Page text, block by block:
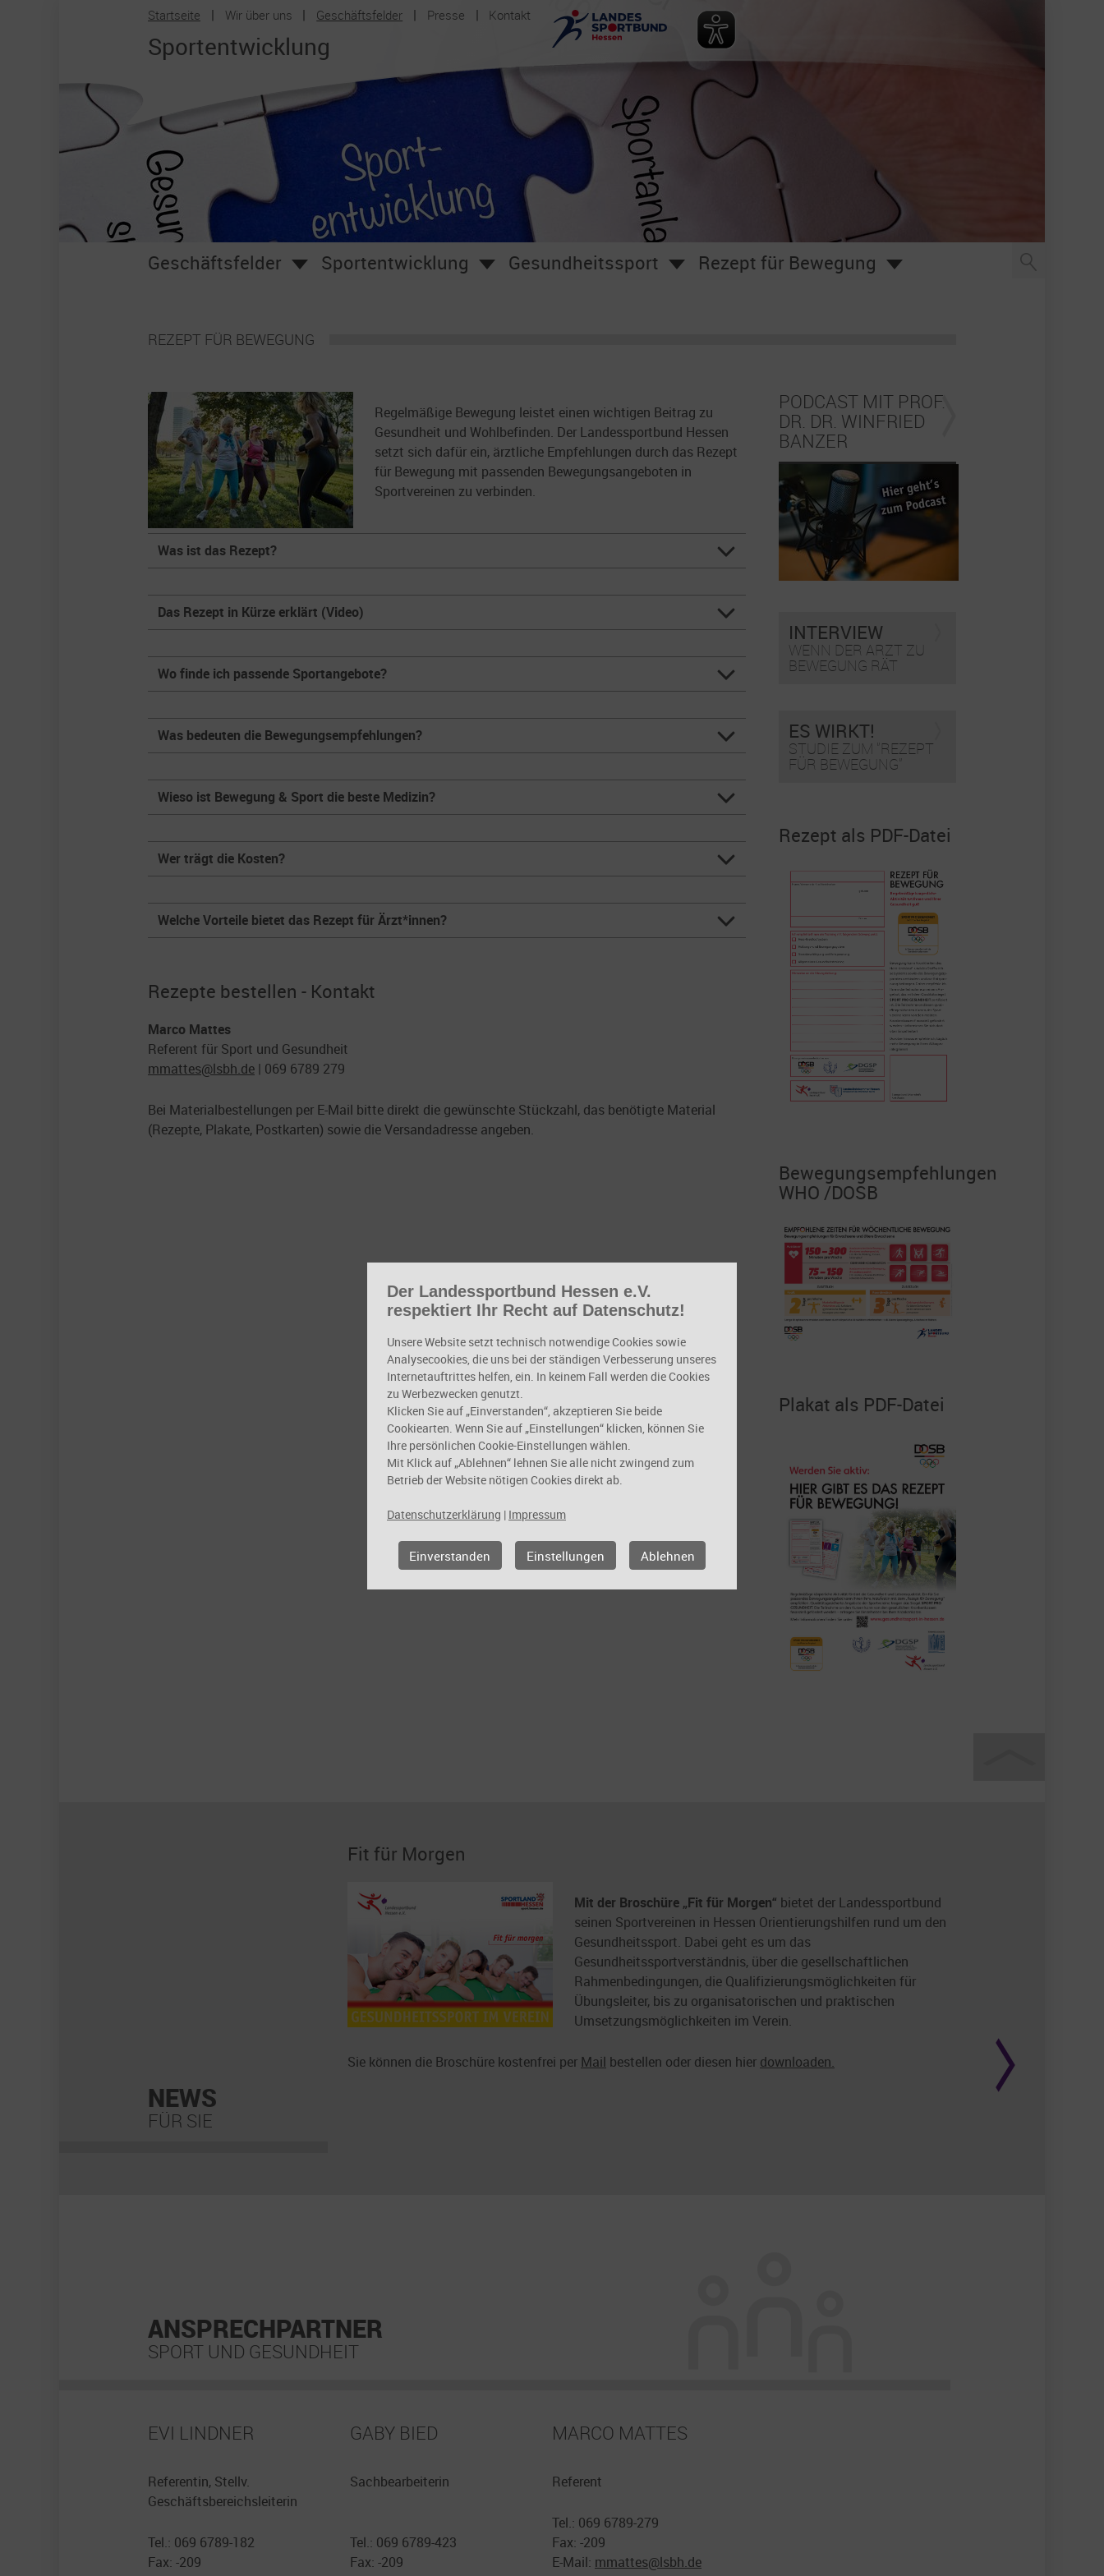
Zum Hauptinhalt springen
Startseite Wir über uns Geschäftsfelder Presse Kontakt
Sportentwicklung
Geschäftsfelder Sportentwicklung Gesundheitssport Rezept für Bewegung
REZEPT FÜR BEWEGUNG
Regelmäßige Bewegung leistet einen wichtigen Beitrag zu
Gesundheit und Wohlbefinden. Der Landessportbund Hessen
setzt sich dafür ein, ärztliche Empfehlungen durch das Rezept
für Bewegung mit passenden Bewegungsangeboten in
Sportvereinen zu verbinden.
Was ist das Rezept?
Das Rezept in Kürze erklärt (Video)
Wo finde ich passende Sportangebote?
Was bedeuten die Bewegungsempfehlungen?
Wieso ist Bewegung & Sport die beste Medizin?
Wer trägt die Kosten?
Welche Vorteile bietet das Rezept für Ärzt*innen?
Rezepte bestellen - Kontakt
Marco Mattes
Referent für Sport und Gesundheit
mmattes@lsbh.de | 069 6789 279
Bei Materialbestellungen per E-Mail bitte direkt die gewünschte Stückzahl, das benötigte Material
(Rezepte, Plakate, Postkarten) sowie die Versandadresse angeben.
PODCAST MIT PROF.
DR. DR. WINFRIED
BANZER
INTERVIEW
WENN DER ARZT ZU
BEWEGUNG RÄT
ES WIRKT!
STUDIE ZUM "REZEPT
FÜR BEWEGUNG"
Rezept als PDF-Datei
Bewegungsempfehlungen
WHO /DOSB
Plakat als PDF-Datei
NEWS
FÜR SIE
Fit für Morgen
Mit der Broschüre „Fit für Morgen“ bietet der Landessportbund
seinen Sportvereinen in Hessen Orientierungshilfen rund um den
Gesundheitssport. Dabei geht es um das
Gesundheitssportverständnis, über die gesellschaftlichen
Rahmenbedingungen, die Qualifizierungsmöglichkeiten für
Übungsleiter, bis zu organisatorischen und praktischen
Umsetzungsmöglichkeiten im Verein.
Sie können die Broschüre kostenfrei per Mail bestellen oder diesen hier downloaden.
ANSPRECHPARTNER
SPORT UND GESUNDHEIT
EVI LINDNER
Referentin, Stellv.
Geschäftsbereichsleiterin
Tel.: 069 6789-182
Fax: -209
GABY BIED
Sachbearbeiterin
Tel.: 069 6789-423
Fax: -209
MARCO MATTES
Referent
Tel.: 069 6789-279
Fax: -209
E-Mail: mmattes@lsbh.de
Der Landessportbund Hessen e.V.
respektiert Ihr Recht auf Datenschutz!
Unsere Website setzt technisch notwendige Cookies sowie
Analysecookies, die uns bei der ständigen Verbesserung unseres
Internetauftrittes helfen, ein. In keinem Fall werden die Cookies
zu Werbezwecken genutzt.
Klicken Sie auf „Einverstanden“, akzeptieren Sie beide
Cookiearten. Wenn Sie auf „Einstellungen“ klicken, können Sie
Ihre persönlichen Cookie-Einstellungen wählen.
Mit Klick auf „Ablehnen“ lehnen Sie alle nicht zwingend zum
Betrieb der Website nötigen Cookies direkt ab.
Datenschutzerklärung | Impressum
Einverstanden Einstellungen Ablehnen